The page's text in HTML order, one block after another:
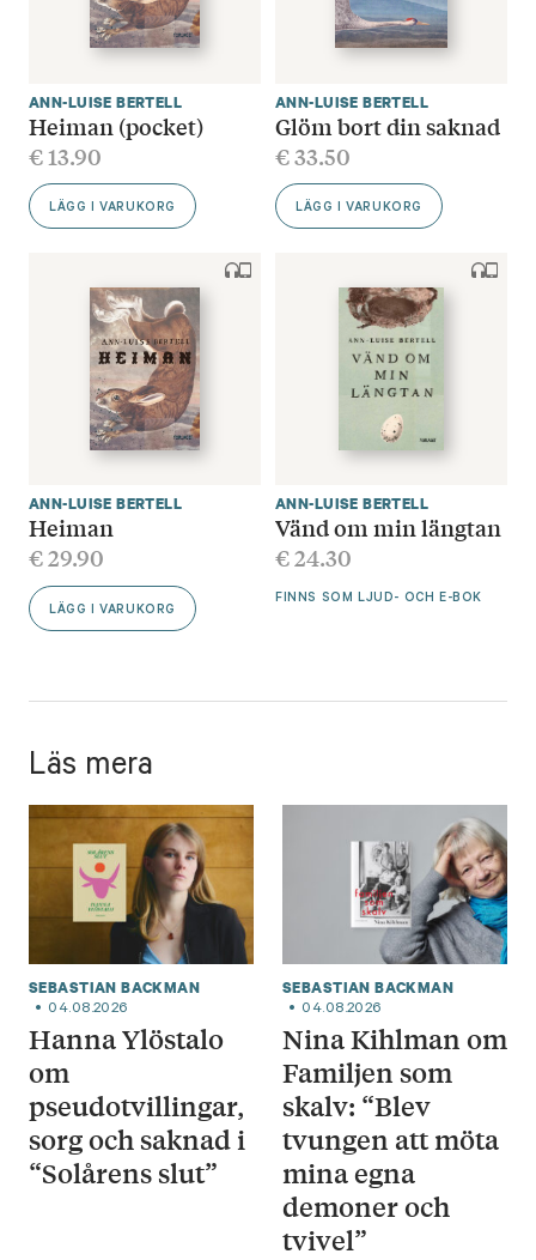
ANN-LUISE BERTELL
Heiman (pocket)
€13.90
LÄGG I VARUKORG
ANN-LUISE BERTELL
Glöm bort din saknad
€33.50
LÄGG I VARUKORG
ANN-LUISE BERTELL
Heiman
€29.90
LÄGG I VARUKORG
ANN-LUISE BERTELL
Vänd om min längtan
€24.30
FINNS SOM LJUD- OCH E-BOK
Läs mera
SEBASTIAN BACKMAN
04.08.2026
Hanna Ylöstalo
om
pseudotvillingar,
sorg och saknad i
“Solårens slut”
SEBASTIAN BACKMAN
04.08.2026
Nina Kihlman om
Familjen som
skalv: “Blev
tvungen att möta
mina egna
demoner och
tvivel”